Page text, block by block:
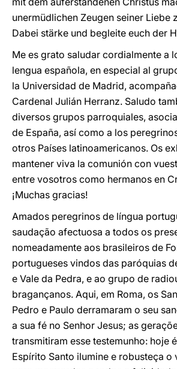
unermüdlichen Zeugen seiner Liebe
Dabei stärke und begleite euch der
Me es grato saludar cordialmente a
lengua española, en especial al
la Universidad de Madrid,
Cardenal Julián Herranz. Saludo
diversos grupos parroquiales,
de España, así como a los
otros Países latinoamericanos. Os
mantener viva la comunión con
entre vosotros como hermanos en
¡Muchas gracias!
Amados peregrinos de língua
saudação afectuosa a todos os
nomeadamente aos brasileiros de
portugueses vindos das paróquias
e Vale da Pedra, e ao grupo de
bragançanos. Aqui, em Roma, os
Pedro e Paulo derramaram o seu
a sua fé no Senhor Jesus; as
transmitiram esse testemunho: hoje
Espírito Santo ilumine e robusteça o